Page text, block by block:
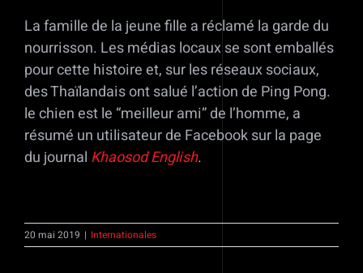
La famille de la jeune fille a réclamé la garde du
nourrisson. Les médias locaux se sont emballés
pour cette histoire et, sur les réseaux sociaux,
des Thaïlandais ont salué l’action de Ping Pong.
le chien est le “meilleur ami” de l’homme, a
résumé un utilisateur de Facebook sur la page
du journal Khaosod English.
20 mai 2019 | Internationales